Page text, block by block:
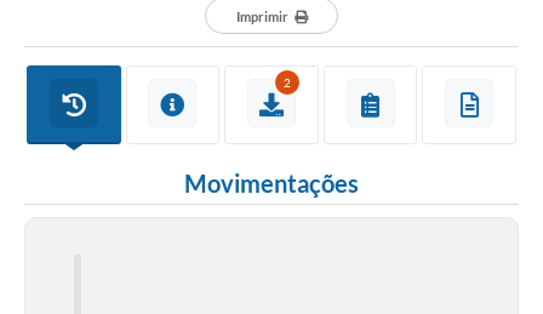
Imprimir
2
Movimentações